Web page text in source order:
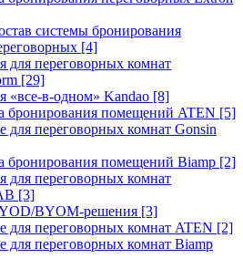
системы бронирования
[4]
для переговорных комнат
[29]
«все-в-одном» Kandao [8]
бронирования помещений ATEN [5]
для переговорных комнат Gonsin
бронирования помещений Biamp [2]
для переговорных комнат
[3]
BYOM-решения [3]
для переговорных комнат ATEN [2]
для переговорных комнат Biamp